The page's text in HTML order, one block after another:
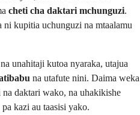
cheti cha daktari mchunguzi.
kupitia uchunguzi na mtaalamu
unahitaji kutoa nyaraka, utajua
na utafute nini. Daima weka
daktari wako, na uhakikishe
kazi au taasisi yako.